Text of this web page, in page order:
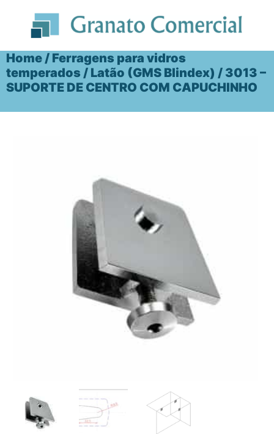
conteúdo
Home / Ferragens para vidros
temperados / Latão (GMS Blindex) / 3013 –
SUPORTE DE CENTRO COM CAPUCHINHO